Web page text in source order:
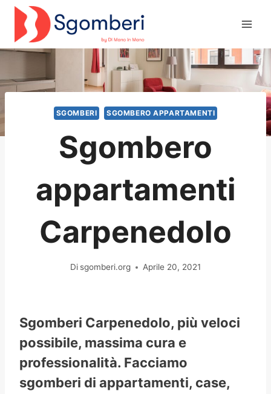
Salta
contenuto
SGOMBERI SGOMBERO APPARTAMENTI
Sgombero
appartamenti
Carpenedolo
Di sgomberi.org Aprile 20, 2021
Sgomberi Carpenedolo, più veloci
possibile, massima cura e
professionalità. Facciamo
sgomberi di appartamenti, case,